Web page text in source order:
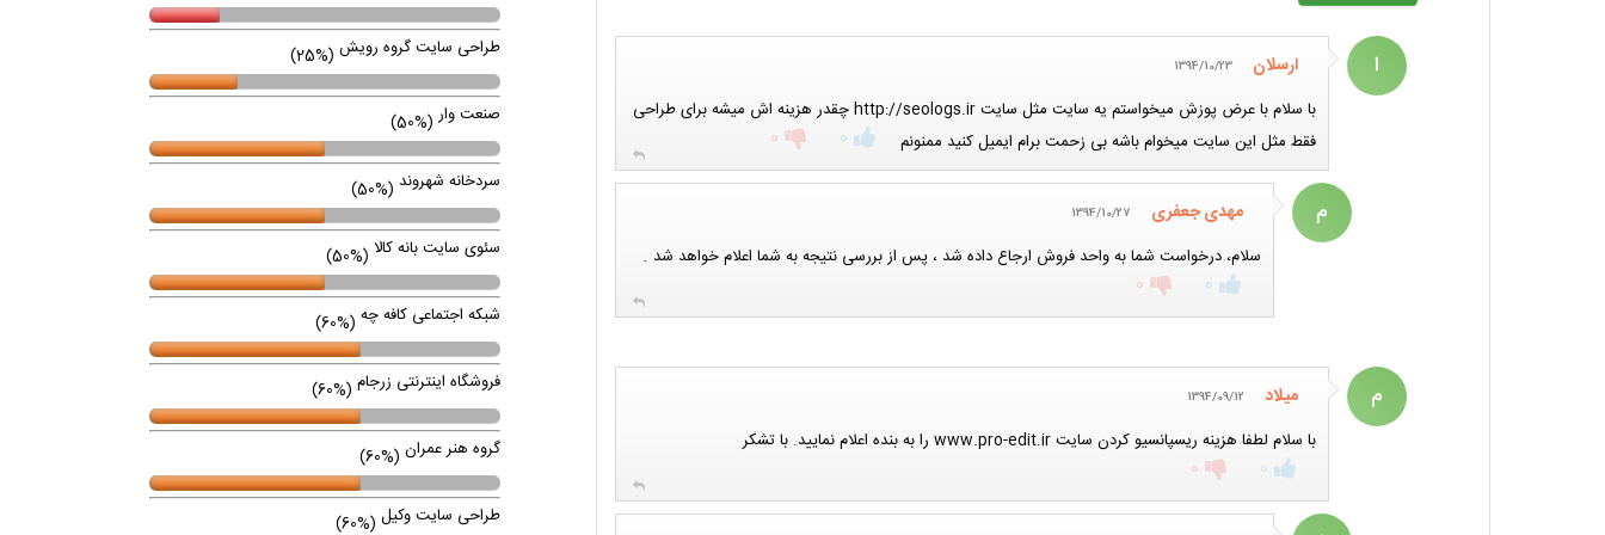
ا ارسلان 1394/10/23
با سلام با عرض پوزش میخواستم یه سایت مثل سایت http://seologs.ir چقدر هزینه اش میشه برای طراحی
فقط مثل این سایت میخوام باشه بی زحمت برام ایمیل کنید ممنونم
0
0
م مهدی جعفری 1394/10/27
سلام، درخواست شما به واحد فروش ارجاع داده شد ، پس از بررسی نتیجه به شما اعلام خواهد شد .
0
0
م میلاد 1394/09/12
با سلام لطفا هزینه ریسپانسیو کردن سایت www.pro-edit.ir را به بنده اعلام نمایید. با تشکر
0
0
طراحی سایت گروه رویش(25%)
صنعت وار(50%)
سردخانه شهروند (50%)
سئوی سایت بانه کالا (50%)
شبکه اجتماعی کافه چه(60%)
فروشگاه اینترنتی زرجام(60%)
گروه هنر عمران(60%)
طراحی سایت وکیل(60%)